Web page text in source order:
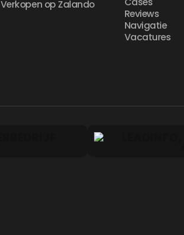
Verkopen op Zalando
Reviews
Navigatie
Vacatures